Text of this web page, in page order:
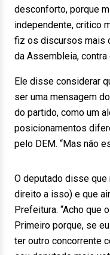
desconforto, porque
independente, critico
fiz os discursos mais
da Assembleia, contra
Ele disse considerar
ser uma mensagem
do partido, como um
posicionamentos
pelo DEM. “Mas não
O deputado disse que
direito a isso) e que
Prefeitura. “Acho que
Primeiro porque, se
ter outro concorrente